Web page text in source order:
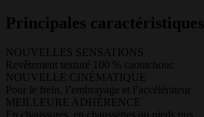
Principales caractéristiques
NOUVELLES SENSATIONS
Revêtement texturé 100 % caoutchouc
NOUVELLE CINÉMATIQUE
Pour le frein, l’embrayage et l’accélérateur
MEILLEURE ADHÉRENCE
En chaussures, en chaussettes ou pieds nus